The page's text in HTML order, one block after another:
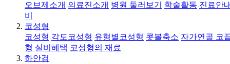
오브제소개 의료진소개 병원 둘러보기 학술활동 진료안
비
코성형
코성형 각도코성형 유형별코성형 콧볼축소 자가연골 코
형 실비혜택 코성형의 재료
하안검